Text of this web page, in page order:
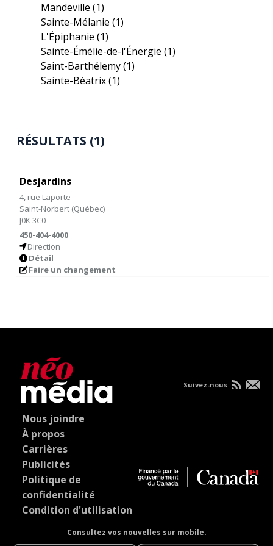
Mandeville(1)
Sainte-Mélanie(1)
L'Épiphanie(1)
Sainte-Émélie-de-l'Énergie(1)
Saint-Barthélemy(1)
Sainte-Béatrix(1)
RÉSULTATS (1)
Desjardins
4, rue Laporte
Saint-Norbert (Québec)
J0K 3C0
450-404-4000
Direction
Détail
Faire un changement
Nous joindre
À propos
Carrières
Publicités
Politique de
confidentialité
Condition d'utilisation
Consultez vos nouvelles sur mobile.
Suivez-nous